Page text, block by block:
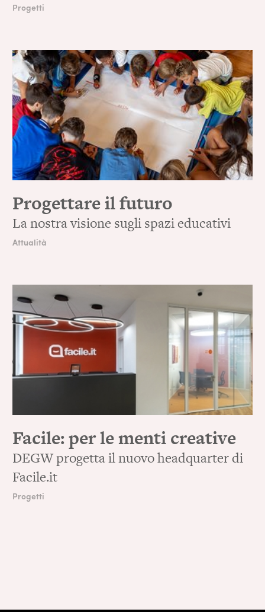
Progetti
Progettare il futuro
La nostra visione sugli spazi educativi
Attualità
Facile: per le menti creative
DEGW progetta il nuovo headquarter di
Facile.it
Progetti